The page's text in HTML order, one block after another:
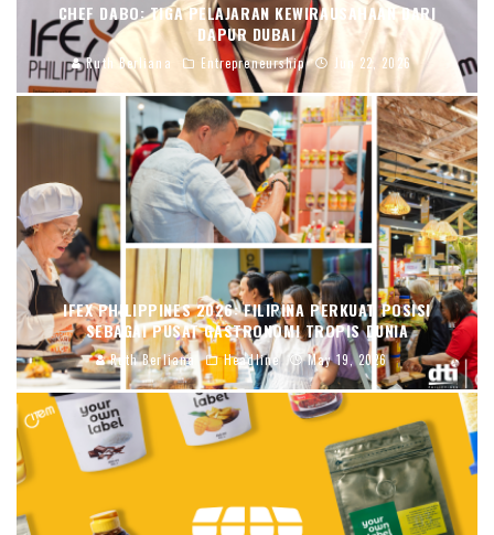
CHEF DABO: TIGA PELAJARAN KEWIRAUSAHAAN DARI
DAPUR DUBAI
Ruth Berliana Entrepreneurship Jun 22, 2026
IFEX PHILIPPINES 2026: FILIPINA PERKUAT POSISI
SEBAGAI PUSAT GASTRONOMI TROPIS DUNIA
Ruth Berliana Headline May 19, 2026